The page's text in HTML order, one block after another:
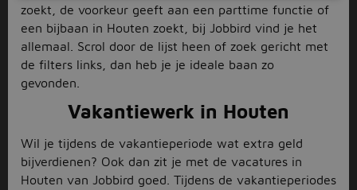
zoekt, de voorkeur geeft aan een parttime functie of
een bijbaan in Houten zoekt, bij Jobbird vind je het
allemaal. Scrol door de lijst heen of zoek gericht met
de filters links, dan heb je je ideale baan zo
gevonden.
Vakantiewerk in Houten
Wil je tijdens de vakantieperiode wat extra geld
bijverdienen? Ook dan zit je met de vacatures in
Houten van Jobbird goed. Tijdens de vakantieperiodes